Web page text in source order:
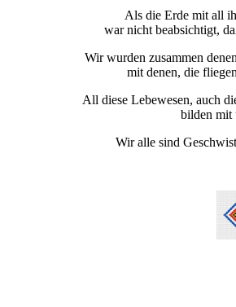
Als die Erde mit all
war nicht beabsichtigt,
Wir wurden zusammen
mit denen, die
All diese Lebewesen, auch
bilden mit
Wir alle sind